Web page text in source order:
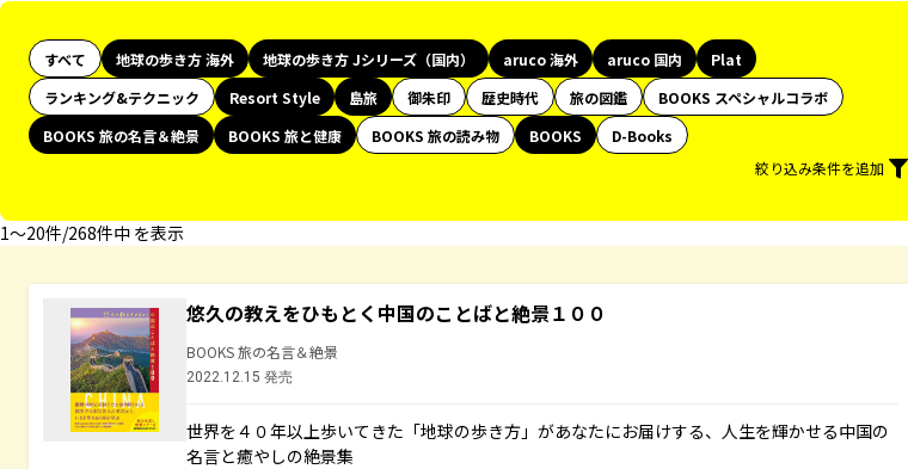
すべて 地球の歩き方 海外 地球の歩き方 Jシリーズ（国内） aruco 海外 aruco 国内
Plat
ランキング&テクニック
Resort Style 島旅 御朱印 歴史時代 旅の図鑑
BOOKS スペシャルコラボ
BOOKS 旅の名言＆絶景
BOOKS 旅と健康 BOOKS 旅の読み物 BOOKS
D-Books
絞り込み条件を追加
1〜20件/268件中 を表示
悠久の教えをひもとく中国のことばと絶景１００
BOOKS 旅の名言＆絶景
2022.12.15 発売
世界を４０年以上歩いてきた「地球の歩き方」があなたにお届けする、人生を輝かせる中国の
名言と癒やしの絶景集